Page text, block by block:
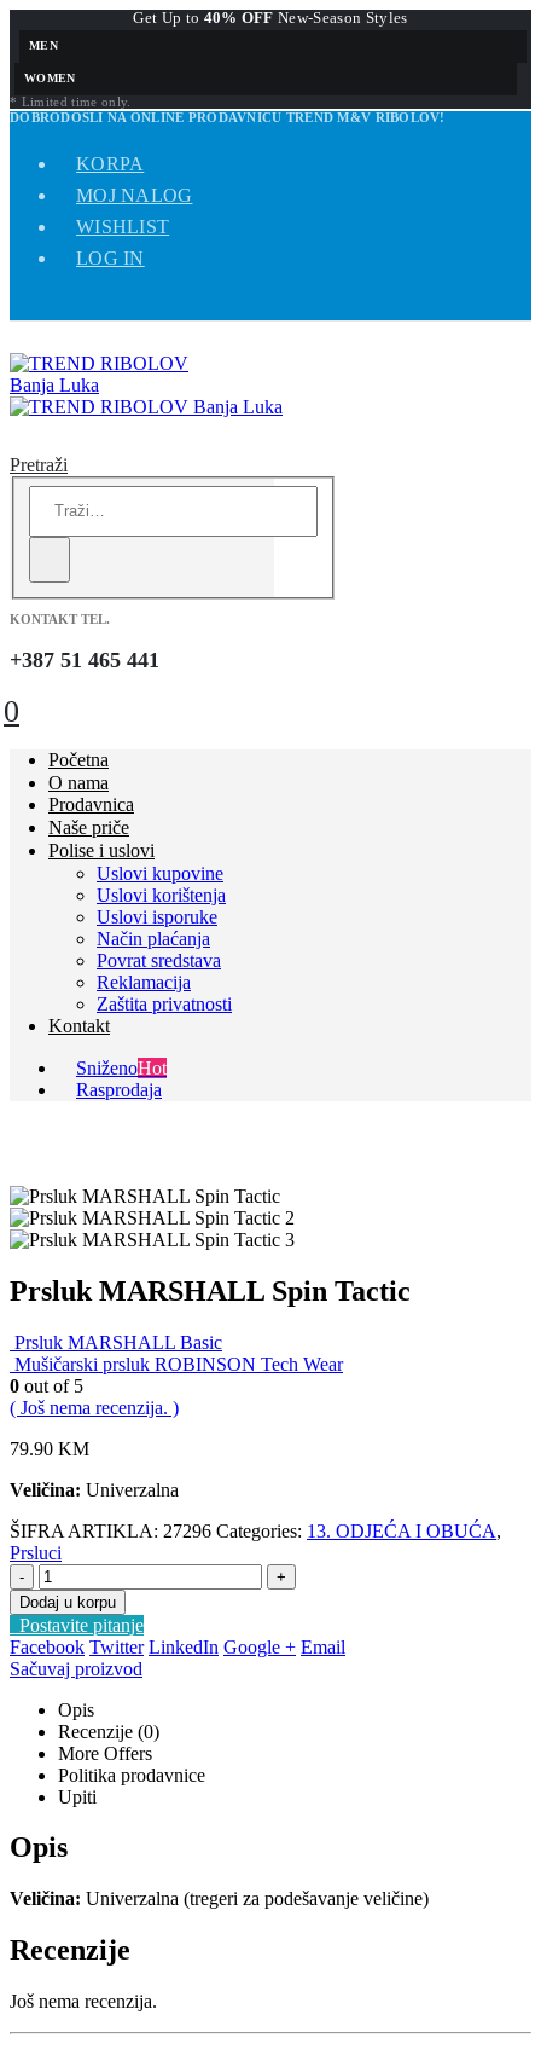
Get Up to 40% OFF New-Season Styles
MEN
WOMEN
* Limited time only.
DOBRODOŠLI NA ONLINE PRODAVNICU TREND M&V RIBOLOV!
KORPA
MOJ NALOG
WISHLIST
LOG IN
Pretraži
KONTAKT TEL.
+387 51 465 441
0
Početna
O nama
Prodavnica
Naše priče
Polise i uslovi
Uslovi kupovine
Uslovi korištenja
Uslovi isporuke
Način plaćanja
Povrat sredstava
Reklamacija
Zaštita privatnosti
Kontakt
SniženoHot
Rasprodaja
Prsluk MARSHALL Spin Tactic
Prsluk MARSHALL Basic
Mušičarski prsluk ROBINSON Tech Wear
0 out of 5
( Još nema recenzija. )
79.90 KM
Veličina: Univerzalna
ŠIFRA ARTIKLA: 27296 Categories: 13. ODJEĆA I OBUĆA,
Prsluci
-
+
Dodaj u korpu
Postavite pitanje
Facebook Twitter LinkedIn Google + Email
Sačuvaj proizvod
Opis
Recenzije (0)
More Offers
Politika prodavnice
Upiti
Opis
Veličina: Univerzalna (tregeri za podešavanje veličine)
Recenzije
Još nema recenzija.